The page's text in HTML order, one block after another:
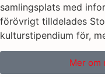
samlingsplats med
förövrigt tilldelades
kulturstipendium för,
Mer om